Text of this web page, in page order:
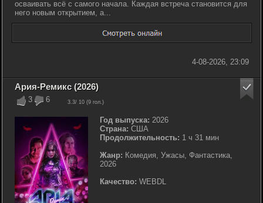
осваивать всё с самого начала. Каждая встреча становится для
него новым открытием, а...
4-08-2026, 23:09
3 6 3.3/ 10 (9 гол.)
Ария-Ремикс (2026)
Год выпуска: 2026
Страна: США
Продолжительность: 1 ч 31 мин
Жанр: Комедия, Ужасы, Фантастика,
2026
Качество: WEBDL